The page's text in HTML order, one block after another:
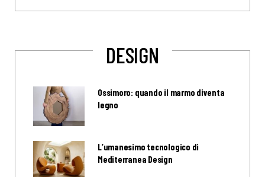
DESIGN
Ossimoro: quando il marmo diventa
legno
L’umanesimo tecnologico di
Mediterranea Design